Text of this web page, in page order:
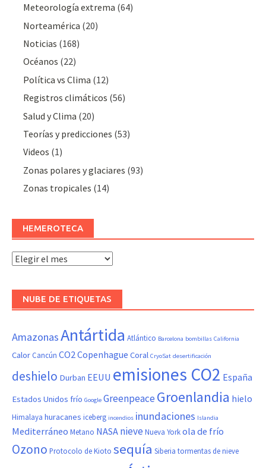
Meteorologí­a extrema (64)
Norteamérica (20)
Noticias (168)
Océanos (22)
Polí­tica vs Clima (12)
Registros climáticos (56)
Salud y Clima (20)
Teorías y predicciones (53)
Videos (1)
Zonas polares y glaciares (93)
Zonas tropicales (14)
HEMEROTECA
Hemeroteca
NUBE DE ETIQUETAS
AmazonasAntártida Atlántico Barcelona bombillas California
Calor Cancún CO2Copenhague Coral CryoSat desertificación
deshielo Durban EEUU emisiones CO2 España
Estados Unidos frío Google GreenpeaceGroenlandia hielo
Himalaya huracanes iceberg incendios inundaciones Islandia
Mediterráneo Metano NASA nieveNueva Yorkola de frío
Ozono Protocolo de Kioto sequía Siberia tormentas de nieve